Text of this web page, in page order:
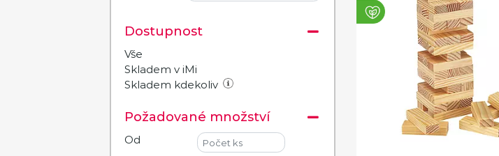
Dostupnost
Vše
Skladem v iMi
Skladem kdekoliv
Požadované množství
Od